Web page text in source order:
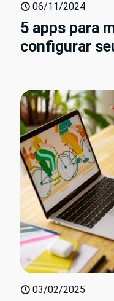
06/11/2024
5 apps para
configurar
03/02/2025